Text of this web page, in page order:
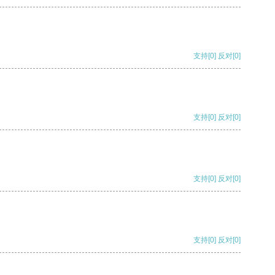
支持[0] 反对[0]
支持[0] 反对[0]
支持[0] 反对[0]
支持[0] 反对[0]